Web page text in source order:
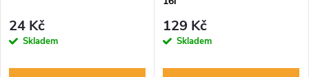
24 Kč
Skladem
129 Kč
Skladem